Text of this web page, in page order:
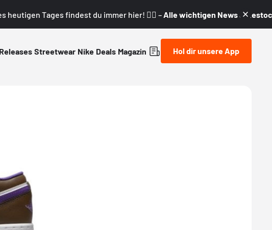
heutigen Tages findest du immer hier! 👇🏼 – Alle wichtigen News &
Releases Streetwear Nike Deals Magazin Hol dir unsere App